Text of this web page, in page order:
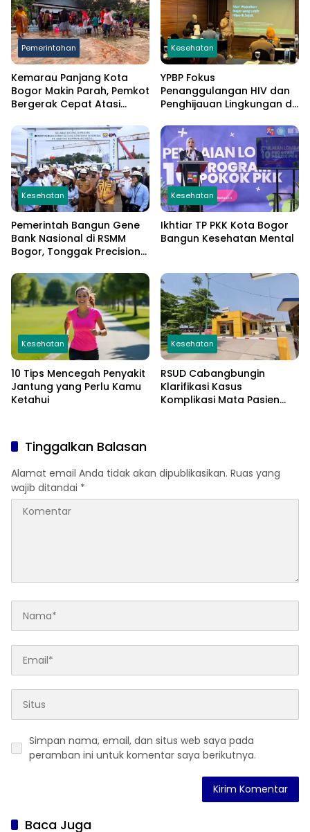
Pemerintahan
Kemarau Panjang Kota
Bogor Makin Parah, Pemkot
Bergerak Cepat Atasi
Kesehatan
YPBP Fokus
Penanggulangan HIV dan
Penghijauan Lingkungan di
Stakeholder
Kesehatan
Pemerintah Bangun Gene
Bank Nasional di RSMM
Bogor, Tonggak Precision
Kesehatan
Ikhtiar TP PKK Kota Bogor
Bangun Kesehatan Mental
Kesehatan
10 Tips Mencegah Penyakit
Jantung yang Perlu Kamu
Ketahui
Kesehatan
RSUD Cabangbungin
Klarifikasi Kasus
Komplikasi Mata Pasien
Tinggalkan Balasan
Alamat email Anda tidak akan dipublikasikan. Ruas yang
wajib ditandai *
Simpan nama, email, dan situs web saya pada
peramban ini untuk komentar saya berikutnya.
Baca Juga